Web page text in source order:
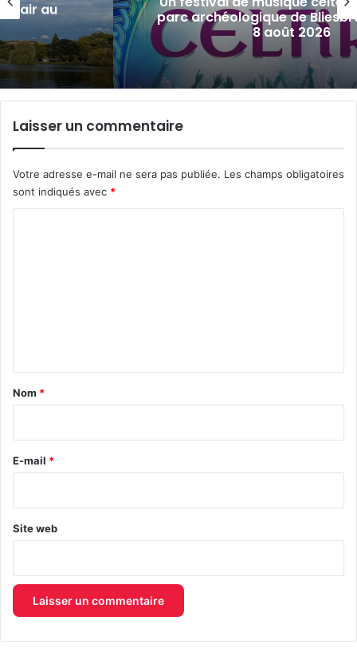
au
parc archéologique de Bliesbruck
8 août 2026
Laisser un commentaire
Votre adresse e-mail ne sera pas publiée. Les champs obligatoires
sont indiqués avec *
a
e
Nom *
E-mail *
Site web